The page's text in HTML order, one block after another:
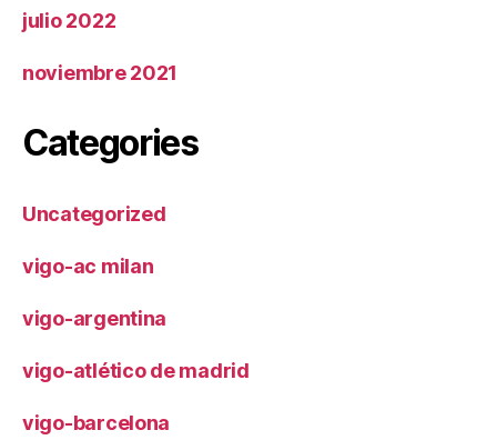
julio 2022
noviembre 2021
Categories
Uncategorized
vigo-ac milan
vigo-argentina
vigo-atlético de madrid
vigo-barcelona